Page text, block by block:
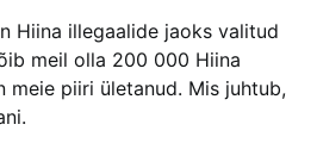
Hiina illegaalide jaoks valitud
meil olla 200 000 Hiina
meie piiri ületanud. Mis juhtub,